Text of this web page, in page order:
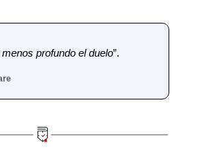
profundo el duelo”.